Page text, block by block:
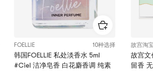
FOELLIE 10种选择
韩国FOELLIE 私处淡香水 5ml
#Ciel 洁净皂香 白花麝香调 纯素
故宫淘宝
故宫文
留香